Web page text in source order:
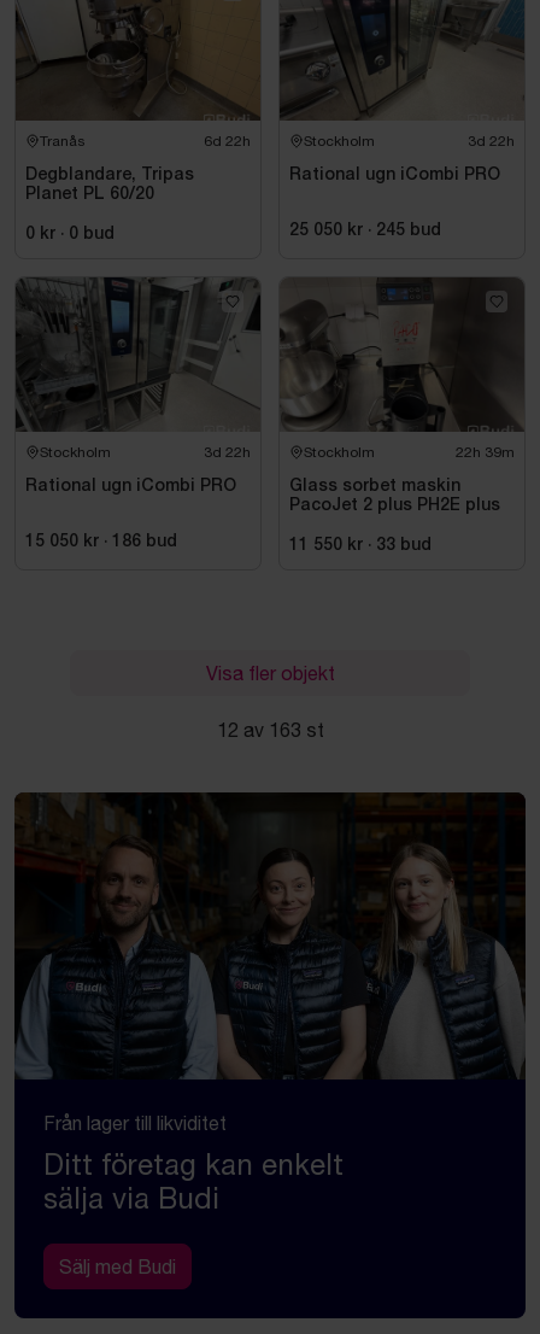
Tranås 6d 22h
Degblandare, Tripas
Planet PL 60/20
0 kr · 0 bud
Stockholm 3d 22h
Rational ugn iCombi PRO
25 050 kr · 245 bud
Stockholm 3d 22h
Rational ugn iCombi PRO
15 050 kr · 186 bud
Stockholm 22h 39m
Glass sorbet maskin
PacoJet 2 plus PH2E plus
11 550 kr · 33 bud
Visa fler objekt
12 av 163 st
Från lager till likviditet
Ditt företag kan enkelt
sälja via Budi
Sälj med Budi